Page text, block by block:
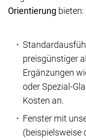
Orientierung bieten:
preisgünstiger
Ergänzungen
oder Spezial-
Kosten an.
Fenster mit
(beispielsweise